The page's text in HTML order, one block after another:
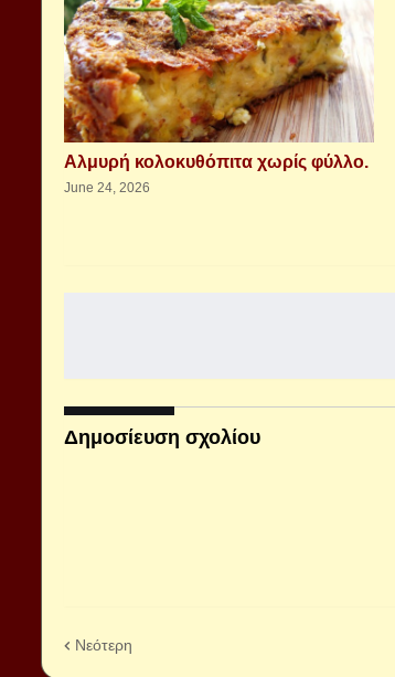
Αλμυρή κολοκυθόπιτα χωρίς φύλλο.
June 24, 2026
Δημοσίευση σχολίου
Νεότερη